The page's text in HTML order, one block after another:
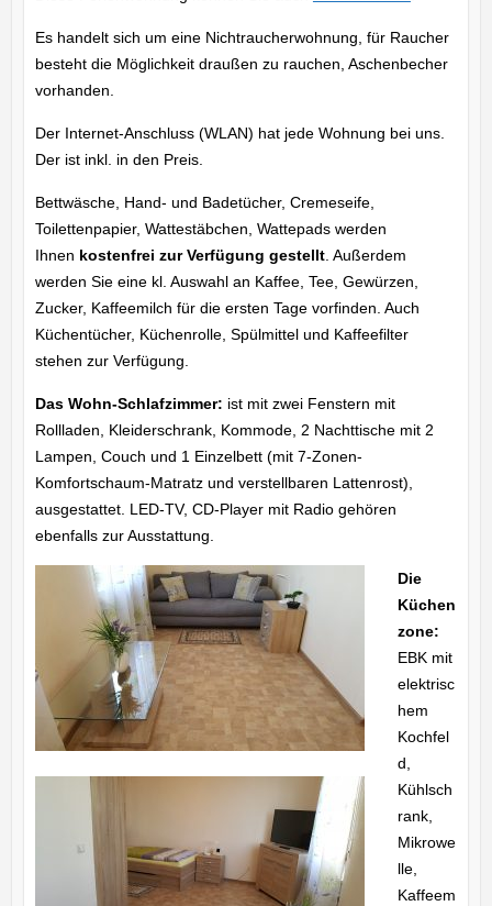
Es handelt sich um eine Nichtraucherwohnung, für Raucher
besteht die Möglichkeit draußen zu rauchen, Aschenbecher
vorhanden.
Der Internet-Anschluss (WLAN) hat jede Wohnung bei uns.
Der ist inkl. in den Preis.
Bettwäsche, Hand- und Badetücher, Cremeseife,
Toilettenpapier, Wattestäbchen, Wattepads werden
Ihnen kostenfrei zur Verfügung gestellt. Außerdem
werden Sie eine kl. Auswahl an Kaffee, Tee, Gewürzen,
Zucker, Kaffeemilch für die ersten Tage vorfinden. Auch
Küchentücher, Küchenrolle, Spülmittel und Kaffeefilter
stehen zur Verfügung.
Das Wohn-Schlafzimmer: ist mit zwei Fenstern mit
Rollladen, Kleiderschrank, Kommode, 2 Nachttische mit 2
Lampen, Couch und 1 Einzelbett (mit 7-Zonen-
Komfortschaum-Matratz und verstellbaren Lattenrost),
ausgestattet. LED-TV, CD-Player mit Radio gehören
ebenfalls zur Ausstattung.
Die
Küchen
zone:
EBK mit
elektrisc
hem
Kochfel
d,
Kühlsch
rank,
Mikrowe
lle,
Kaffeem